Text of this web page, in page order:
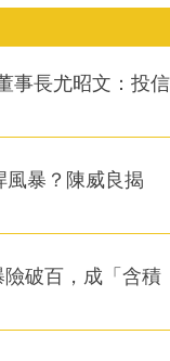
事長尤昭文：投信
風暴？陳威良揭
險破百，成「含積